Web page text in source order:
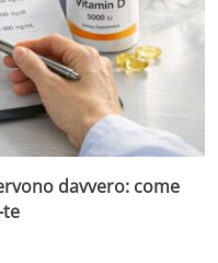
davvero: come
te